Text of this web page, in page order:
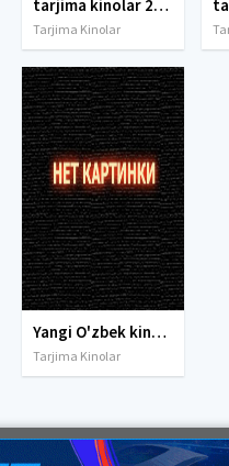
tarjima kinolar 2025, uzbek tarjima kinolar 2025, tarjima kinolar uzbek tilida 2025, tarjima kinolar o zbek 2025, tarjima kinolar o zbek tilida 2025, yangi tarjima kinolar 2025, uzmovi tarjima kinolar 2025, uzmovi com tarjima kinolar 2025, uzbekcha t
Tarjima Kinolar
Yangi O'zbek kinolar 2010-2011-2012-2013-2014-2015-2016-2017-2018-2019-2020-2021-2022-2023-2024-2025 O'zbek tilida Uzbek tarjima Full HD
Tarjima Kinolar